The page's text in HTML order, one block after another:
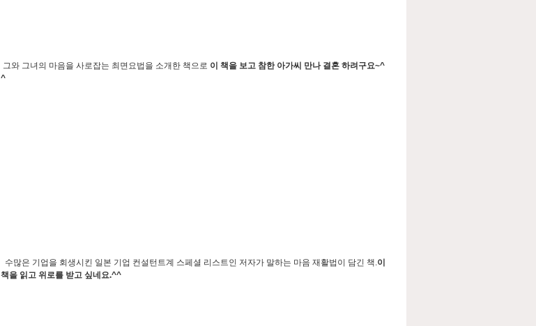
그와 그녀의 마음을 사로잡는 최면요법을 소개한 책으로 이 책을 보고 참한 아가씨 만나 결혼 하려구요~^
^
수많은 기업을 회생시킨 일본 기업 컨설턴트계 스페셜 리스트인 저자가 말하는 마음 재활법이 담긴 책.이
책을 읽고 위로를 받고 싶네요.^^